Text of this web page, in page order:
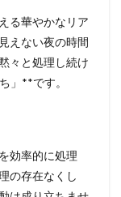
る華やかなリア
えない夜の時間
々と処理し続け
」**です。
効率的に処理
の存在なくし